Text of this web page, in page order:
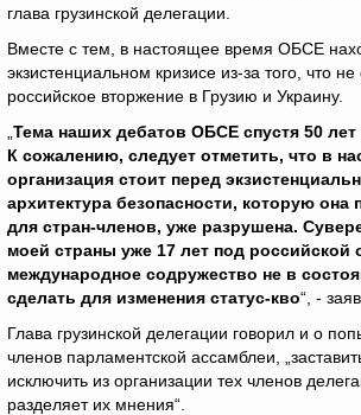
глава грузинской делегации.
Вместе с тем, в настоящее время ОБСЕ
экзистенциальном кризисе из-за того, что
российское вторжение в Грузию и Украину.
Тема наших дебатов ОБСЕ спустя 50 лет
К сожалению, следует отметить, что в
организация стоит перед
архитектура безопасности, которую она
для стран-членов, уже разрушена.
моей страны уже 17 лет под российской
международное содружество не в
сделать для изменения статус-кво“, -
Глава грузинской делегации говорил и о
членов парламентской ассамблеи,
исключить из организации тех членов
разделяет их мнения“.